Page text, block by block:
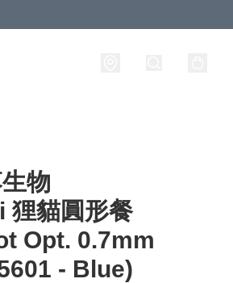
物
貓圓形餐
Opt. 0.7mm
- Blue)